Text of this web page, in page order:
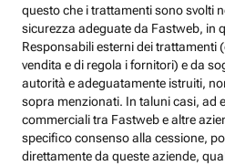
questo che i trattamenti sono svolti
sicurezza adeguate da Fastweb, in
Responsabili esterni dei trattamenti
vendita e di regola i fornitori) e da
autorità e adeguatamente istruiti,
sopra menzionati. In taluni casi, ad
commerciali tra Fastweb e altre
specifico consenso alla cessione,
direttamente da queste aziende,